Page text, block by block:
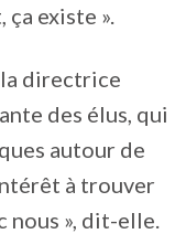
ça existe ».
la directrice
des élus, qui
autour de
à trouver
nous », dit-elle.